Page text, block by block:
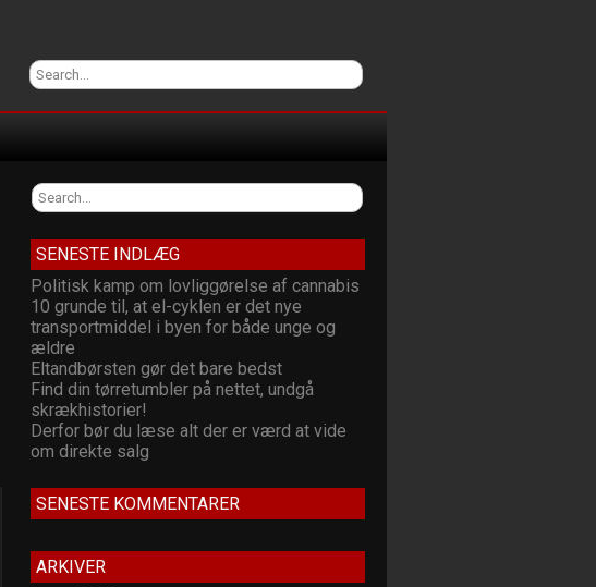
SENESTE INDLÆG
Politisk kamp om lovliggørelse af cannabis
10 grunde til, at el-cyklen er det nye
transportmiddel i byen for både unge og
ældre
Eltandbørsten gør det bare bedst
Find din tørretumbler på nettet, undgå
skrækhistorier!
Derfor bør du læse alt der er værd at vide
om direkte salg
SENESTE KOMMENTARER
ARKIVER